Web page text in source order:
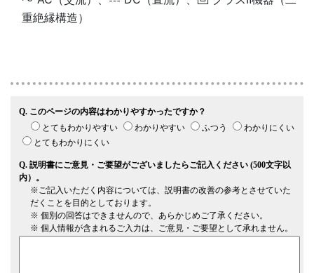
重絶縁構造）